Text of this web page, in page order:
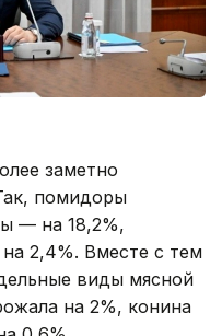
заметно
помидоры
— на 18,2%,
2,4%. Вместе с тем
виды мясной
на 2%, конина